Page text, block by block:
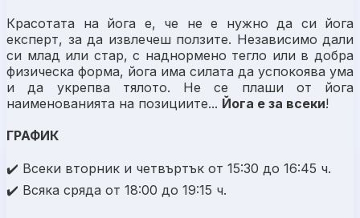
Красотата на йога е, че не е нужно да си йога
експерт, за да извлечеш ползите. Независимо дали
си млад или стар, с наднормено тегло или в добра
физическа форма, йога има силата да успокоява ума
и да укрепва тялото.
Не се плаши от йога
наименованията на позициите... Йога е за всеки!
ГРАФИК
✔️ Всеки вторник и четвъртък от 15:30 до 16:45 ч.
✔️ Всяка сряда от 18:00 до 19:15 ч.